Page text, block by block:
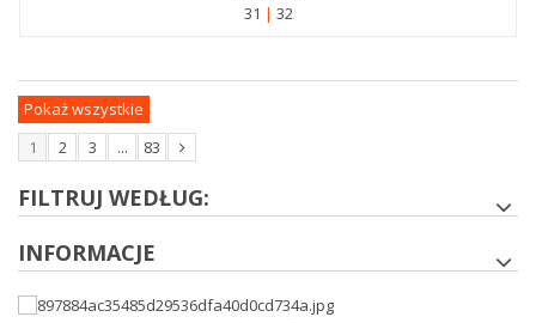
31
32
Pokaż wszystkie
1
2 3 ... 83
FILTRUJ WEDŁUG:
INFORMACJE